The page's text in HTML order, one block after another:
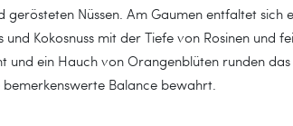
Nüssen. Am Gaumen entfaltet sich
Kokosnuss mit der Tiefe von Rosinen und
und ein Hauch von Orangenblüten runden
bemerkenswerte Balance bewahrt.